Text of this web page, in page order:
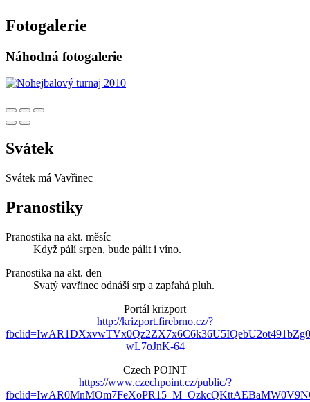
Fotogalerie
Náhodná fotogalerie
Svátek
Svátek má Vavřinec
Pranostiky
Pranostika na akt. měsíc
Když pálí srpen, bude pálit i víno.
Pranostika na akt. den
Svatý vavřinec odnáší srp a zapřahá pluh.
Portál krizport
http://krizport.firebrno.cz/?
wL7oJnK-64
Czech POINT
https://www.czechpoint.cz/public/?